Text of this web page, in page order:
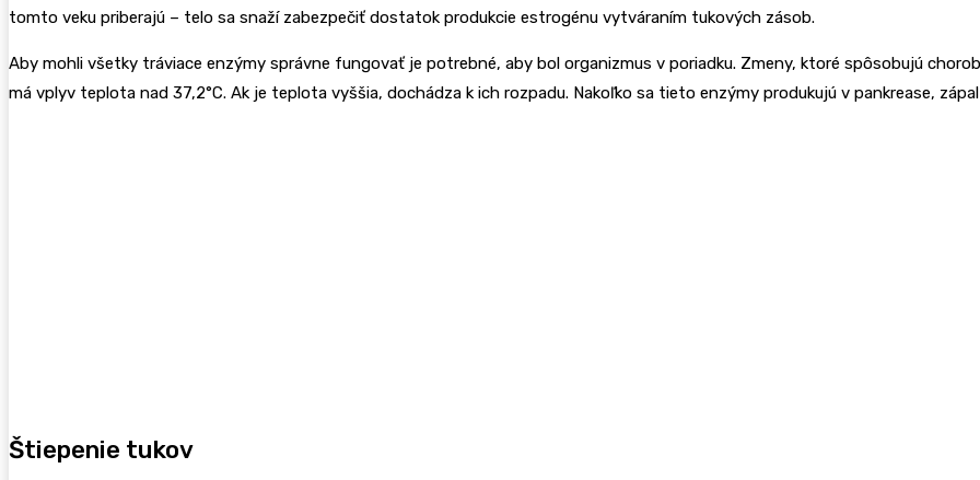
tomto veku priberajú – telo sa snaží zabezpečiť dostatok produkcie estrogénu vytváraním tukových zásob.
Aby mohli všetky tráviace enzýmy správne fungovať je potrebné, aby bol organizmus v poriadku. Zmeny, ktoré spôsobujú
má vplyv teplota nad 37,2°C. Ak je teplota vyššia, dochádza k ich rozpadu. Nakoľko sa tieto enzýmy produkujú v pankrease,
Štiepenie tukov